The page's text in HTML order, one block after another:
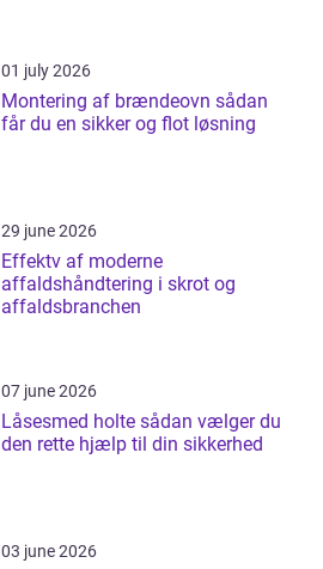
01 july 2026
Montering af brændeovn sådan
får du en sikker og flot løsning
29 june 2026
Effektv af moderne
affaldshåndtering i skrot og
affaldsbranchen
07 june 2026
Låsesmed holte sådan vælger du
den rette hjælp til din sikkerhed
03 june 2026